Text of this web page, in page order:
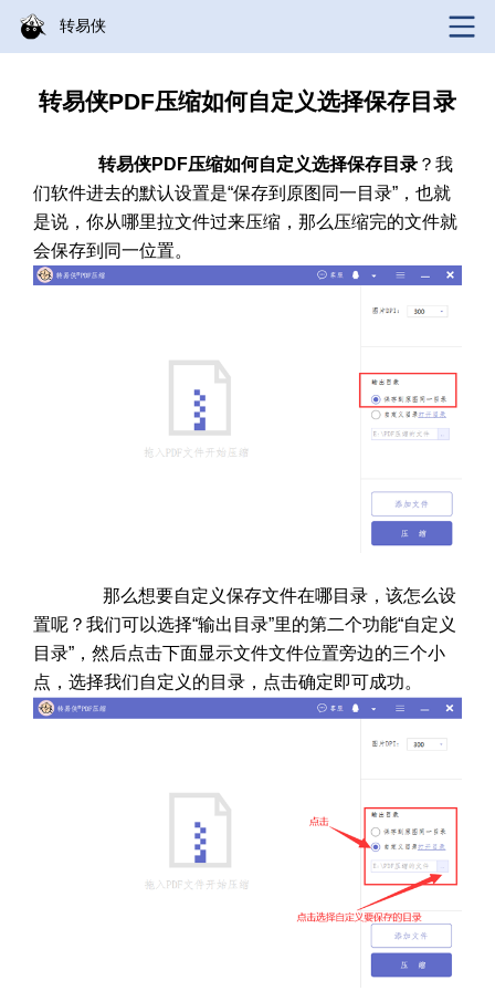
转易侠
转易侠PDF压缩如何自定义选择保存目录
转易侠PDF压缩如何自定义选择保存目录？我
们软件进去的默认设置是“保存到原图同一目录”，也就
是说，你从哪里拉文件过来压缩，那么压缩完的文件就
会保存到同一位置。
那么想要自定义保存文件在哪目录，该怎么设
置呢？我们可以选择“输出目录”里的第二个功能“自定义
目录”，然后点击下面显示文件文件位置旁边的三个小
点，选择我们自定义的目录，点击确定即可成功。